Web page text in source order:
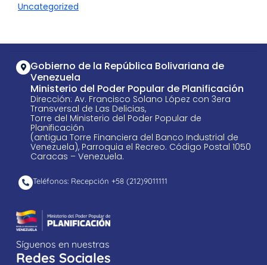
Uncategorized
Gobierno de la República Bolivariana de
Venezuela
Ministerio del Poder Popular de Planificación
Dirección: Av. Francisco Solano López con 3era
Transversal de Las Delicias,
Torre del Ministerio del Poder Popular de
Planificación
(antigua Torre Financiera del Banco Industrial de
Venezuela), Parroquia el Recreo. Código Postal 1050
Caracas – Venezuela.
Teléfonos: Recepción +58 ​(212)9011111
Síguenos en nuestras
Redes Sociales